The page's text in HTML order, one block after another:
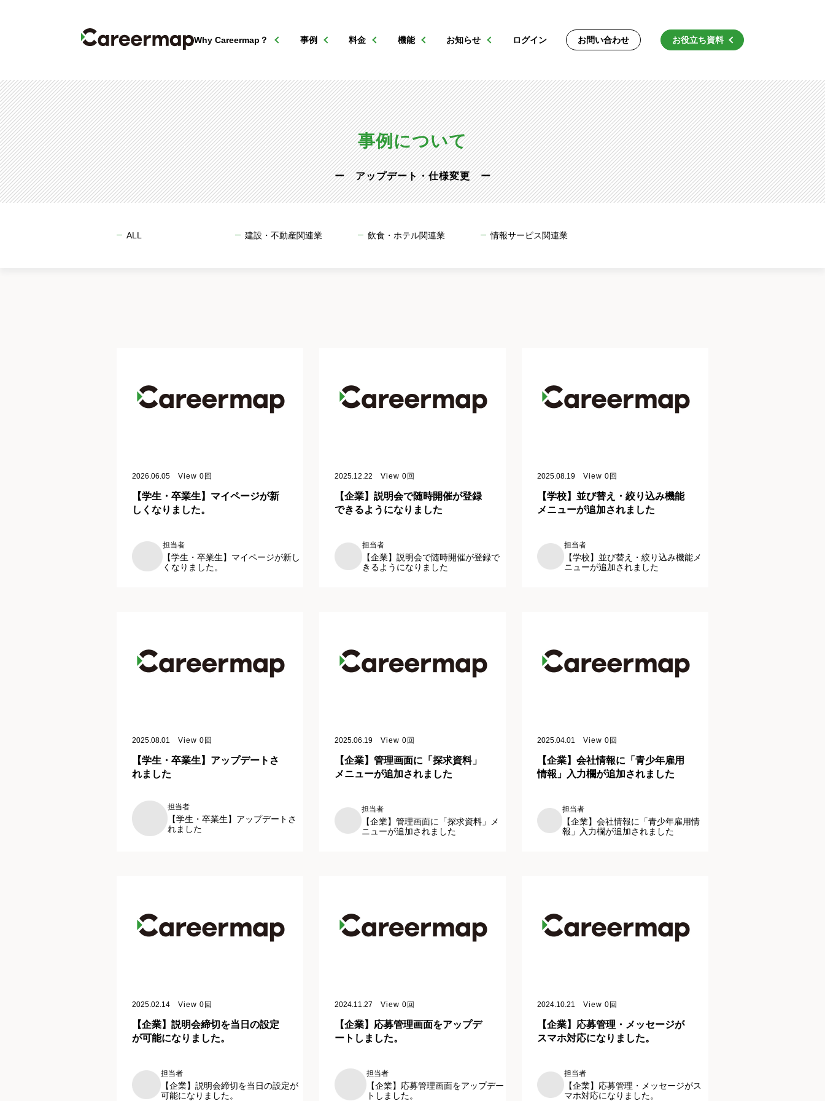
Why Careermap？ 事例 料金 機能 お知らせ ログイン お問い合わせ お役立ち資料
事例について
ー アップデート・仕様変更 ー
ALL 建設・不動産関連業 飲食・ホテル関連業 情報サービス関連業
2026.06.05 View 0 回
【学生・卒業生】マイページが新
しくなりました。
担当者
【学生・卒業生】マイページが新し
くなりました。
2025.12.22 View 0 回
【企業】説明会で随時開催が登録
できるようになりました
担当者
【企業】説明会で随時開催が登録で
きるようになりました
2025.08.19 View 0 回
【学校】並び替え・絞り込み機能
メニューが追加されました
担当者
【学校】並び替え・絞り込み機能メ
ニューが追加されました
2025.08.01 View 0 回
【学生・卒業生】アップデートさ
れました
担当者
【学生・卒業生】アップデートさ
れました
2025.06.19 View 0 回
【企業】管理画面に「探求資料」
メニューが追加されました
担当者
【企業】管理画面に「探求資料」メ
ニューが追加されました
2025.04.01 View 0 回
【企業】会社情報に「青少年雇用
情報」入力欄が追加されました
担当者
【企業】会社情報に「青少年雇用情
報」入力欄が追加されました
2025.02.14 View 0 回
【企業】説明会締切を当日の設定
が可能になりました。
担当者
【企業】説明会締切を当日の設定が
可能になりました。
2024.11.27 View 0 回
【企業】応募管理画面をアップデ
ートしました。
担当者
【企業】応募管理画面をアップデー
トしました。
2024.10.21 View 0 回
【企業】応募管理・メッセージが
スマホ対応になりました。
担当者
【企業】応募管理・メッセージがス
マホ対応になりました。